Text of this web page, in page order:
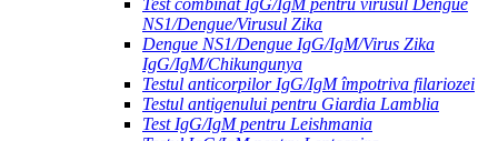
Test combinat IgG/IgM pentru virusul Dengue
NS1/Dengue/Virusul Zika
Dengue NS1/Dengue IgG/IgM/Virus Zika
IgG/IgM/Chikungunya
Testul anticorpilor IgG/IgM împotriva filariozei
Testul antigenului pentru Giardia Lamblia
Test IgG/IgM pentru Leishmania